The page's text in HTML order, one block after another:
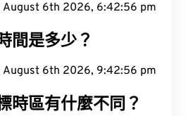
August 6th 2026, 6:42:57 pm
間是多少？
August 6th 2026, 9:42:57 pm
時區有什麼不同？